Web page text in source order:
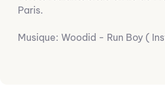
Paris.
Musique: Woodid - Run Boy (